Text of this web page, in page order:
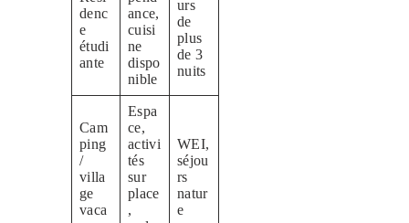
denc
e
étudi
ante
ance,
cuisi
ne
dispo
nible
urs
de
plus
de 3
nuits
Cam
ping
/
villa
ge
vaca
Espa
ce,
activi
tés
sur
place
,
WEI,
séjou
rs
natur
e